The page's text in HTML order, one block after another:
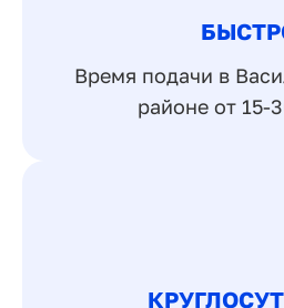
Время подачи в
районе от 15-